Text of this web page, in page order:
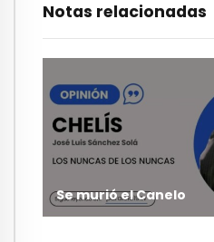
Notas relacionadas
Se murió el Canelo